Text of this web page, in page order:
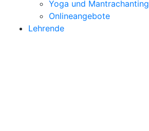
Yoga und Mantrachanting
Onlineangebote
Lehrende